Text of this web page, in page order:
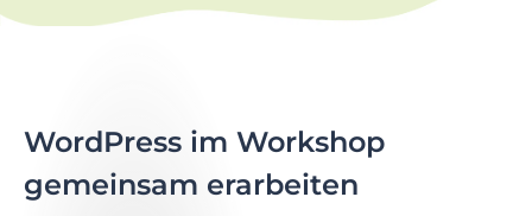
o
m
WordPress im Workshop
gemeinsam erarbeiten